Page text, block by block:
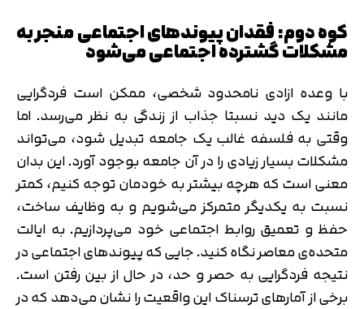
کوه دوم: فقدان پیوندهای اجتماعی منجر به
مشکلات گشترده اجتماعی می‌شود
با وعده ازادی نامحدود شخصی، ممکن است فردگرایی
مانند یک دید نسبتا جذاب از زندگی به نظر می‌رسد. اما
وقتی به فلسفه غالب یک جامعه تبدیل شود، می‌تواند
مشکلات بسیار زیادی را در آن جامعه بوجود آورد. این بدان
معنی است که هرچه بیشتر به خودمان توجه کنیم، کمتر
نسبت به یکدیگر متمرکز می‌شویم و به وظایف ساخت،
حفظ و تعمیق روابط اجتماعی خود می‌پردازیم. به ایالت
متحده‌ی معاصر نگاه کنید. جایی که پیوندهای اجتماعی در
نتیجه فردگرایی به حصر و حد، در حال از بین رفتن است.
برخی از آمارهای ترسناک این واقعیت را نشان می‌دهد که در